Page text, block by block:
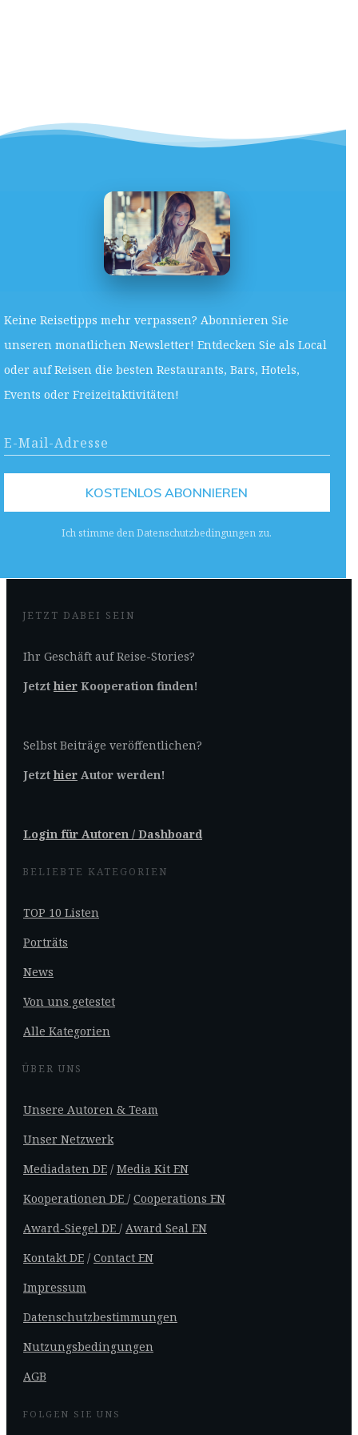
Keine Reisetipps mehr verpassen? Abonnieren Sie
unseren monatlichen Newsletter! Entdecken Sie als Local
oder auf Reisen die besten Restaurants, Bars, Hotels,
Events oder Freizeitaktivitäten!
KOSTENLOS ABONNIEREN
Ich stimme den Datenschutzbedingungen zu.
JETZT DABEI SEIN
Ihr Geschäft auf Reise-Stories?
Jetzthier Kooperation finden!
Selbst Beiträge veröffentlichen?
Jetzthier Autor werden!
Login für Autoren / Dashboard
BELIEBTE KATEGORIEN
TOP 10 Listen
Porträts
News
Von uns getestet
Alle Kategorien
ÜBER UNS
Unsere Autoren & Team
Unser Netzwerk
Mediadaten DE / Media Kit EN
Kooperationen DE / Cooperations EN
Award-Siegel DE / Award Seal EN
Kontakt DE / Contact EN
Impressum
Datenschutzbestimmungen
Nutzungsbedingungen
AGB
FOLGEN SIE UNS